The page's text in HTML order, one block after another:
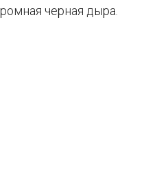
черная дыра.